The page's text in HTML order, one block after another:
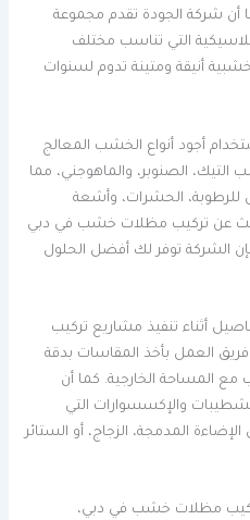
أن شركة الجودة تقدم مجموعة
التي تناسب مختلف
أنيقة ومتينة تدوم لسنوات
أجود أنواع الخشب المعالج
التيك، الصنوبر، والماهوجني، مما
الحشرات، وأشعة
عن تركيب مظلات خشب في دبي
الشركة توفر لك أفضل الحلول
أثناء تنفيذ مشاريع تركيب
العمل بأخذ المقاسات بدقة
المساحة الخارجية. كما أن
والإكسسوارات التي
المدمجة، الزجاج، أو الستائر
مظلات خشب في دبي،